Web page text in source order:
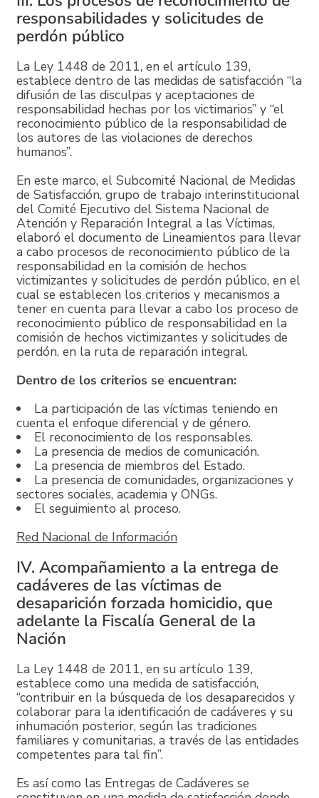
responsabilidades y solicitudes de
perdón público
La Ley 1448 de 2011, en el artículo 139,
establece dentro de las medidas de satisfacción “la
difusión de las disculpas y aceptaciones de
responsabilidad hechas por los victimarios” y “el
reconocimiento público de la responsabilidad de
los autores de las violaciones de derechos
humanos”.
En este marco, el Subcomité Nacional de Medidas
de Satisfacción, grupo de trabajo interinstitucional
del Comité Ejecutivo del Sistema Nacional de
Atención y Reparación Integral a las Víctimas,
elaboró el documento de Lineamientos para llevar
a cabo procesos de reconocimiento público de la
responsabilidad en la comisión de hechos
victimizantes y solicitudes de perdón público, en el
cual se establecen los criterios y mecanismos a
tener en cuenta para llevar a cabo los proceso de
reconocimiento público de responsabilidad en la
comisión de hechos victimizantes y solicitudes de
perdón, en la ruta de reparación integral.
Dentro de los criterios se encuentran:
La participación de las víctimas teniendo en
cuenta el enfoque diferencial y de género.
El reconocimiento de los responsables.
La presencia de medios de comunicación.
La presencia de miembros del Estado.
La presencia de comunidades, organizaciones y
sectores sociales, academia y ONGs.
El seguimiento al proceso.
Red Nacional de Información
IV. Acompañamiento a la entrega de
cadáveres de las víctimas de
desaparición forzada homicidio, que
adelante la Fiscalía General de la
Nación
La Ley 1448 de 2011, en su artículo 139,
establece como una medida de satisfacción,
“contribuir en la búsqueda de los desaparecidos y
colaborar para la identificación de cadáveres y su
inhumación posterior, según las tradiciones
familiares y comunitarias, a través de las entidades
competentes para tal fin”.
Es así como las Entregas de Cadáveres se